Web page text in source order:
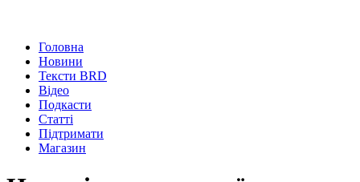
Головна
Новини
Тексти BRD
Відео
Подкасти
Статті
Підтримати
Магазин